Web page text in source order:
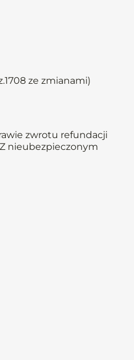
ze zmianami)
zwrotu refundacji
nieubezpieczonym